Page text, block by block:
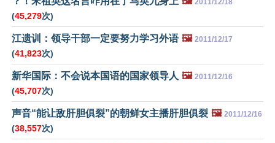
2011/12/18
(45,279次)
江遗训：领导干部一定要努力学习外语 🖼️ 2011/12/17
(41,823次)
新华国际：不会说本国语的国家领导人 🖼️ 2011/12/16
(45,707次)
声音“能让敌肝胆俱裂”的朝鲜女主播肝胆俱裂 🖼️ 2011/12/16
(38,557次)